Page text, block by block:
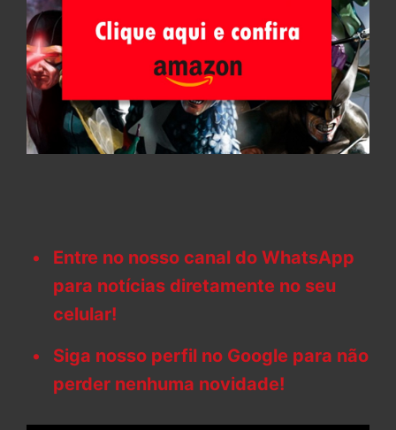
Entre no nosso canal do WhatsApp
para notícias diretamente no seu
celular!
Siga nosso perfil no Google para não
perder nenhuma novidade!